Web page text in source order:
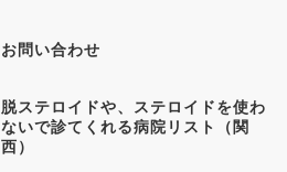
お問い合わせ
脱ステロイドや、ステロイドを使わ
ないで診てくれる病院リスト（関
西）